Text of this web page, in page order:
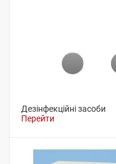
Дезінфекційні засоби
Перейти